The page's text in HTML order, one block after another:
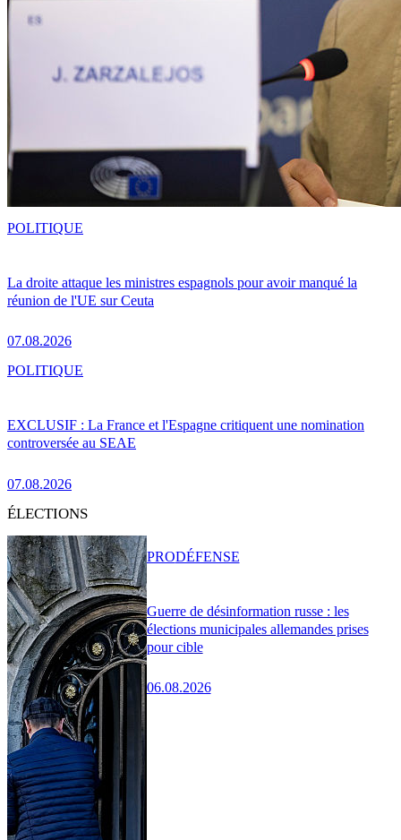
La droite attaque les ministres espagnols pour avoir manqué la
réunion de l'UE sur Ceuta
07.08.2026
POLITIQUE
EXCLUSIF : La France et l'Espagne critiquent une nomination
controversée au SEAE
07.08.2026
POLITIQUE
ÉLECTIONS
Guerre de désinformation russe : les
élections municipales allemandes prises
pour cible
06.08.2026
PRODÉFENSE